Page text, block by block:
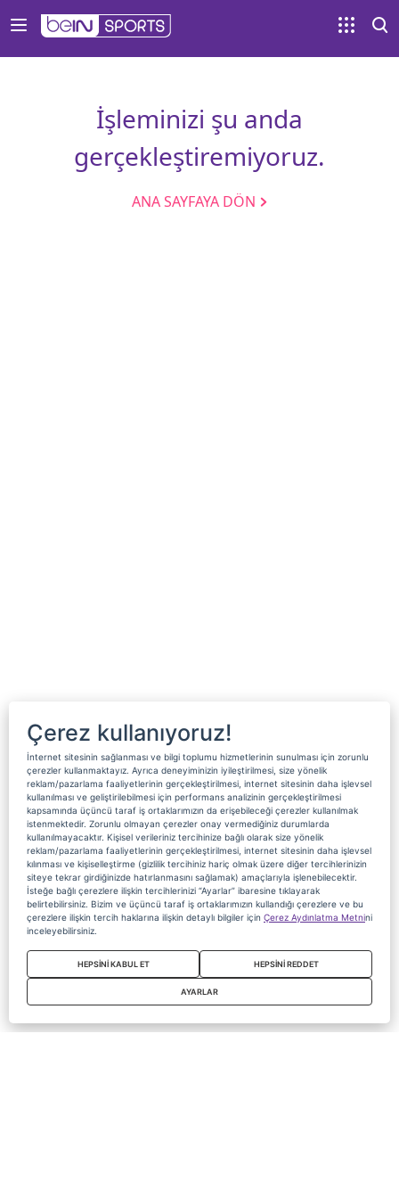
İşleminizi şu anda
gerçekleştiremiyoruz.
ANA SAYFAYA DÖN
Çerez kullanıyoruz!
İnternet sitesinin sağlanması ve bilgi toplumu hizmetlerinin sunulması için zorunlu
çerezler kullanmaktayız. Ayrıca deneyiminizin iyileştirilmesi, size yönelik
reklam/pazarlama faaliyetlerinin gerçekleştirilmesi, internet sitesinin daha işlevsel
kullanılması ve geliştirilebilmesi için performans analizinin gerçekleştirilmesi
kapsamında üçüncü taraf iş ortaklarımızın da erişebileceği çerezler kullanılmak
istenmektedir. Zorunlu olmayan çerezler onay vermediğiniz durumlarda
kullanılmayacaktır. Kişisel verileriniz tercihinize bağlı olarak size yönelik
reklam/pazarlama faaliyetlerinin gerçekleştirilmesi, internet sitesinin daha işlevsel
kılınması ve kişiselleştirme (gizlilik tercihiniz hariç olmak üzere diğer tercihlerinizin
siteye tekrar girdiğinizde hatırlanmasını sağlamak) amaçlarıyla işlenebilecektir.
İsteğe bağlı çerezlere ilişkin tercihlerinizi “Ayarlar” ibaresine tıklayarak
belirtebilirsiniz. Bizim ve üçüncü taraf iş ortaklarımızın kullandığı çerezlere ve bu
çerezlere ilişkin tercih haklarına ilişkin detaylı bilgiler için Çerez Aydınlatma Metnini
inceleyebilirsiniz.
HEPSİNİ KABUL ET HEPSİNİ REDDET
AYARLAR